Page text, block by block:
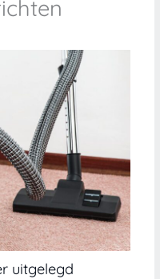
uitgelegd